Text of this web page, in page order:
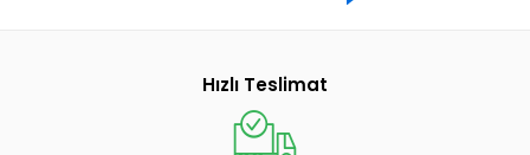
Hızlı Teslimat